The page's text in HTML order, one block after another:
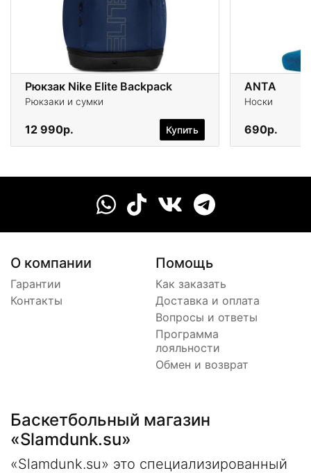
Рюкзак Nike Elite Backpack
Рюкзаки и сумки
12 990р. Купить
ANTA
Носки
690р.
О компании
Гарантии
Контакты
Помощь
Как заказать
Доставка и оплата
Вопросы и ответы
Программа
лояльности
Обмен и возврат
Баскетбольный магазин
«Slamdunk.su»
«Slamdunk.su» это специализированный